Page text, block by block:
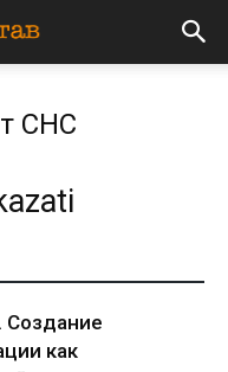
СНС
Создание
как